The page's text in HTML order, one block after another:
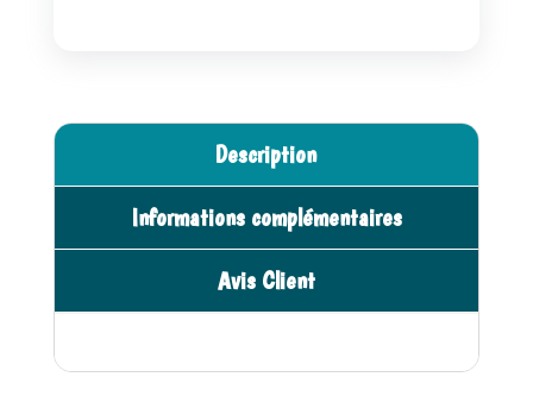
Description
Informations complémentaires
Avis Client